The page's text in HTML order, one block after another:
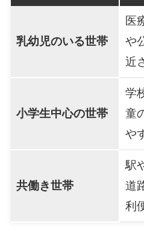
乳幼児のいる世帯
医
や
近
小学生中心の世帯
学
童
や
共働き世帯
駅
道
利